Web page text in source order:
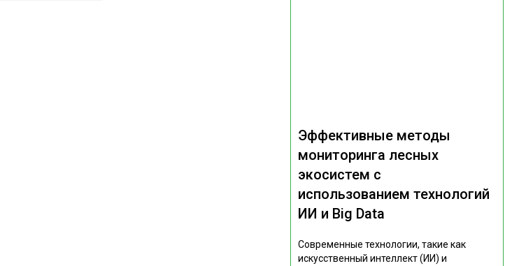
Эффективные методы
мониторинга лесных
экосистем с
использованием технологий
ИИ и Big Data
Современные технологии, такие как
искусственный интеллект (ИИ) и